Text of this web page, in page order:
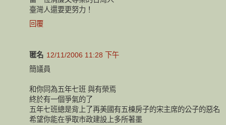
臺灣人還要更努力！
回覆
匿名 12/11/2006 11:28 下午
簡議員
和你同為五年七班 與有榮焉
終於有一個爭氣的了
五年七班總是背上了再美國有五棟房子的宋主席的公子的惡名
希望你能在爭取市政建設上多所著墨